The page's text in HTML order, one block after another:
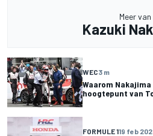
Meer van
Kazuki
WEC3 m
Waarom Nakajima
hoogtepunt van
FORMULE 119 feb